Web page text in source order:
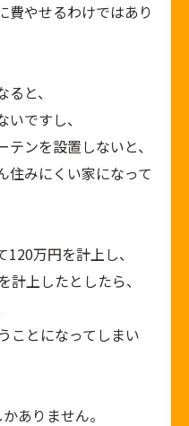
費やせるわけではあり
と、
ですし、
ンを設置しないと、
住みにくい家になって
万円を計上し、
計上したとしたら、
ことになってしまい
ありません。